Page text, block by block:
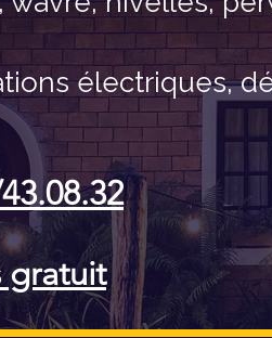
électriques,
gratuit